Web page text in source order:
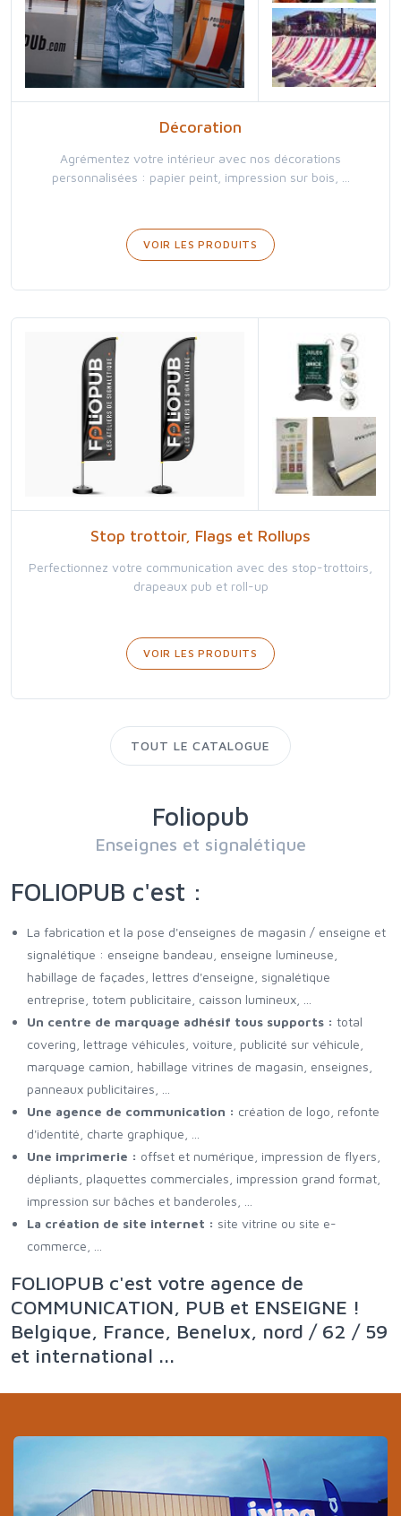
Décoration
Agrémentez votre intérieur avec nos décorations
personnalisées : papier peint, impression sur bois, ...
VOIR LES PRODUITS
Stop trottoir, Flags et Rollups
Perfectionnez votre communication avec des stop-trottoirs,
drapeaux pub et roll-up
VOIR LES PRODUITS
TOUT LE CATALOGUE
Foliopub
Enseignes et signalétique
FOLIOPUB c'est :
La fabrication et la pose d'enseignes de magasin / enseigne et
signalétique : enseigne bandeau, enseigne lumineuse,
habillage de façades, lettres d'enseigne, signalétique
entreprise, totem publicitaire, caisson lumineux, ...
Un centre de marquage adhésif tous supports : total
covering, lettrage véhicules, voiture, publicité sur véhicule,
marquage camion, habillage vitrines de magasin, enseignes,
panneaux publicitaires, ...
Une agence de communication : création de logo, refonte
d'identité, charte graphique, ...
Une imprimerie : offset et numérique, impression de flyers,
dépliants, plaquettes commerciales, impression grand format,
impression sur bâches et banderoles, ...
La création de site internet : site vitrine ou site e-
commerce, ...
FOLIOPUB c'est votre agence de
COMMUNICATION, PUB et ENSEIGNE !
Belgique, France, Benelux, nord / 62 / 59
et international ...